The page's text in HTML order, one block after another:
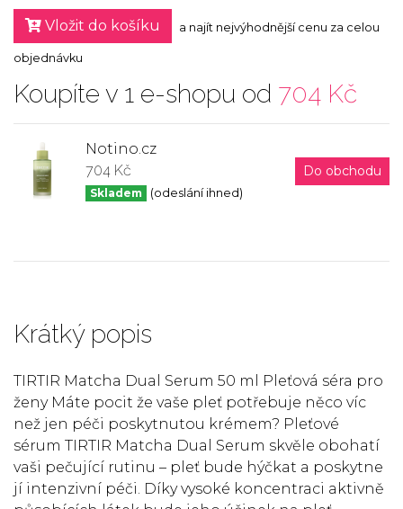
Vložit do košíku a najít nejvýhodnější cenu za celou
objednávku
Koupíte v 1 e-shopu od 704 Kč
Notino.cz
704 Kč
Skladem (odeslání ihned)
Do obchodu
Krátký popis
TIRTIR Matcha Dual Serum 50 ml Pleťová séra pro
ženy Máte pocit že vaše pleť potřebuje něco víc
než jen péči poskytnutou krémem? Pleťové
sérum TIRTIR Matcha Dual Serum skvěle obohatí
vaši pečující rutinu – pleť bude hýčkat a poskytne
jí intenzivní péči. Díky vysoké koncentraci aktivně